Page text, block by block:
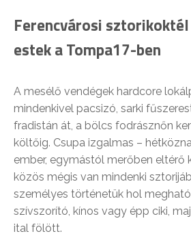
Ferencvárosi
estek a Tompa17-ben
A mesélő vendégek hardcore
mindenkivel pacsizó, sarki
fradistán át, a bölcs fodrásznőn
költőig. Csupa izgalmas –
ember, egymástól merőben eltérő
közös mégis van mindenki
személyes történetük hol
szívszorító, kínos vagy épp ciki,
ital fölött.